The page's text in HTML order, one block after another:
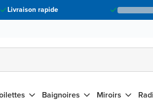
Livraison rapide
Baignoires Miroirs